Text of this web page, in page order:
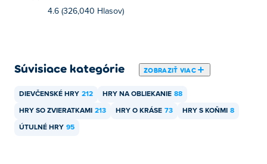
4.6 (326,040 Hlasov)
Súvisiace kategórie ZOBRAZIŤ VIAC
DIEVČENSKÉ HRY 212 HRY NA OBLIEKANIE 88
HRY SO ZVIERATKAMI 213 HRY O KRÁSE 73 HRY S KOŇMI 8
ÚTULNÉ HRY 95